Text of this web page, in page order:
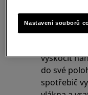
době se
podtlak ve
vyskočit
do své
spotřebič
Nastavení souborů